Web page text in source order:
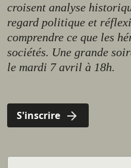
croisent analyse
regard politique et
comprendre ce que les
sociétés. Une grande
le mardi 7 avril à 18h.
S'inscrire